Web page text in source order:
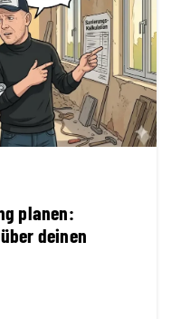
planen:
deinen